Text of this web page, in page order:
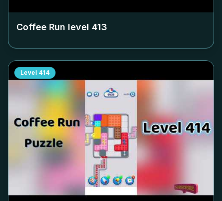
Coffee Run level 413
Level 414